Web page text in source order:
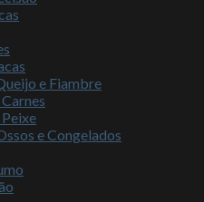
e Fiambre
e Congelados